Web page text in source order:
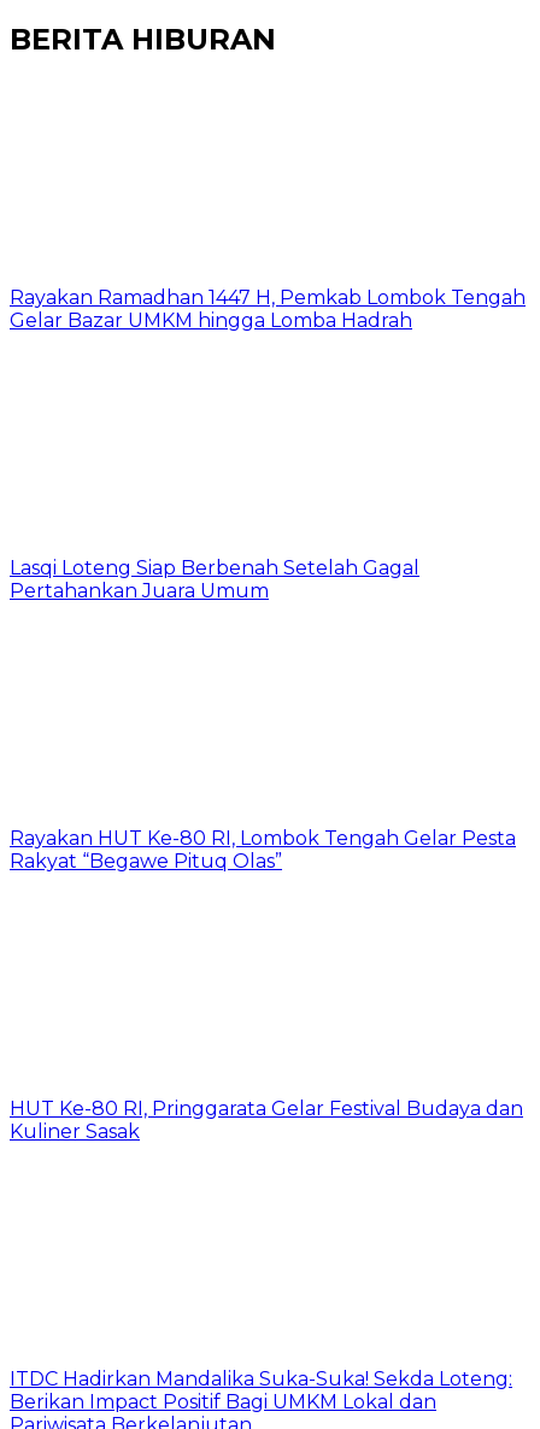
BERITA HIBURAN
Rayakan Ramadhan 1447 H, Pemkab Lombok Tengah
Gelar Bazar UMKM hingga Lomba Hadrah
Lasqi Loteng Siap Berbenah Setelah Gagal
Pertahankan Juara Umum
Rayakan HUT Ke-80 RI, Lombok Tengah Gelar Pesta
Rakyat “Begawe Pituq Olas”
HUT Ke-80 RI, Pringgarata Gelar Festival Budaya dan
Kuliner Sasak
ITDC Hadirkan Mandalika Suka-Suka! Sekda Loteng:
Berikan Impact Positif Bagi UMKM Lokal dan